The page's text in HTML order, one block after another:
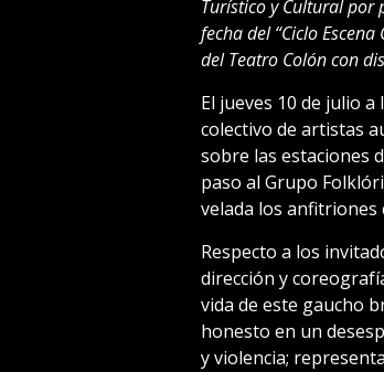
Turístico y Cultural por
fecha del “Ciclo
del Teatro Colón con
El jueves 10 de julio a
colectivo de artistas
sobre las estaciones
paso al Grupo
velada los anfitriones
Respecto a los
dirección y
vida de este gaucho
honesto en un
y violencia;